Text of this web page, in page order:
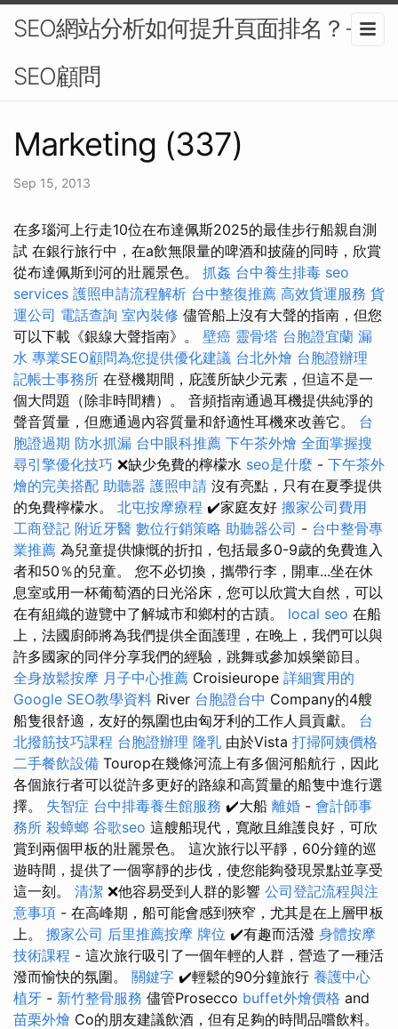
SEO網站分析如何提升頁面排名？-
SEO顧問
Marketing (337)
Sep 15, 2013
在多瑙河上行走10位在布達佩斯2025的最佳步行船親自測
試 在銀行旅行中，在a飲無限量的啤酒和披薩的同時，欣賞
從布達佩斯到河的壯麗景色。 抓姦 台中養生排毒 seo
services 護照申請流程解析 台中整復推薦 高效貨運服務 貨
運公司 電話查詢 室內裝修 儘管船上沒有大聲的​​指南，但您
可以下載《銀線大聲指南》。 壁癌 靈骨塔 台胞證宜蘭 漏
水 專業SEO顧問為您提供優化建議 台北外燴 台胞證辦理
記帳士事務所 在登機期間，庇護所缺少元素，但這不是一
個大問題（除非時間糟）。 音頻指南通過耳機提供純淨的
聲音質量，但應通過內容質量和舒適性耳機來改善它。 台
胞證過期 防水抓漏 台中眼科推薦 下午茶外燴 全面掌握搜
尋引擎優化技巧 ❌缺少免費的檸檬水 seo是什麼 - 下午茶外
燴的完美搭配 助聽器 護照申請 沒有亮點，只有在夏季提供
的免費檸檬水。 北屯按摩療程 ✔️家庭友好 搬家公司費用
工商登記 附近牙醫 數位行銷策略 助聽器公司 - 台中整骨專
業推薦 為兒童提供慷慨的折扣，包括最多0-9歲的免費進入
者和50％的兒童。 您不必切換，攜帶行李，開車...坐在休
息室或用一杯葡萄酒的日光浴床，您可以欣賞大自然，可以
在有組織的遊覽中了解城市和鄉村的古蹟。 local seo 在船
上，法國廚師將為我們提供全面護理，在晚上，我們可以與
許多國家的同伴分享我們的經驗，跳舞或參加娛樂節目。
全身放鬆按摩 月子中心推薦 Croisieurope 詳細實用的
Google SEO教學資料 River 台胞證台中 Company的4艘
船隻很舒適，友好的氛圍也由匈牙利的工作人員貢獻。 台
北撥筋技巧課程 台胞證辦理 隆乳 由於Vista 打掃阿姨價格
二手餐飲設備 Tourop在幾條河流上有多個河船航行，因此
各個旅行者可以從許多更好的路線和高質量的船隻中進行選
擇。 失智症 台中排毒養生館服務 ✔️大船 離婚 - 會計師事
務所 殺蟑螂 谷歌seo 這艘船現代，寬敞且維護良好，可欣
賞到兩個甲板的壯麗景色。 這次旅行以平靜，60分鐘的巡
遊時間，提供了一個寧靜的步伐，使您能夠發現景點並享受
這一刻。 清潔 ❌他容易受到人群的影響 公司登記流程與注
意事項 - 在高峰期，船可能會感到狹窄，尤其是在上層甲板
上。 搬家公司 后里推薦按摩 牌位 ✔️有趣而活潑 身體按摩
技術課程 - 這次旅行吸引了一個年輕的人群，營造了一種活
潑而愉快的氛圍。 關鍵字 ✔️輕鬆的90分鐘旅行 養護中心
植牙 - 新竹整骨服務 儘管Prosecco buffet外燴價格 and
苗栗外燴 Co的朋友建議飲酒，但有足夠的時間品嚐飲料。